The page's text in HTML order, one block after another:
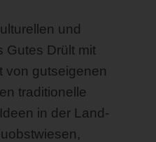
und
Gutes Drült mit
von gutseigenen
traditionelle
in der Land-